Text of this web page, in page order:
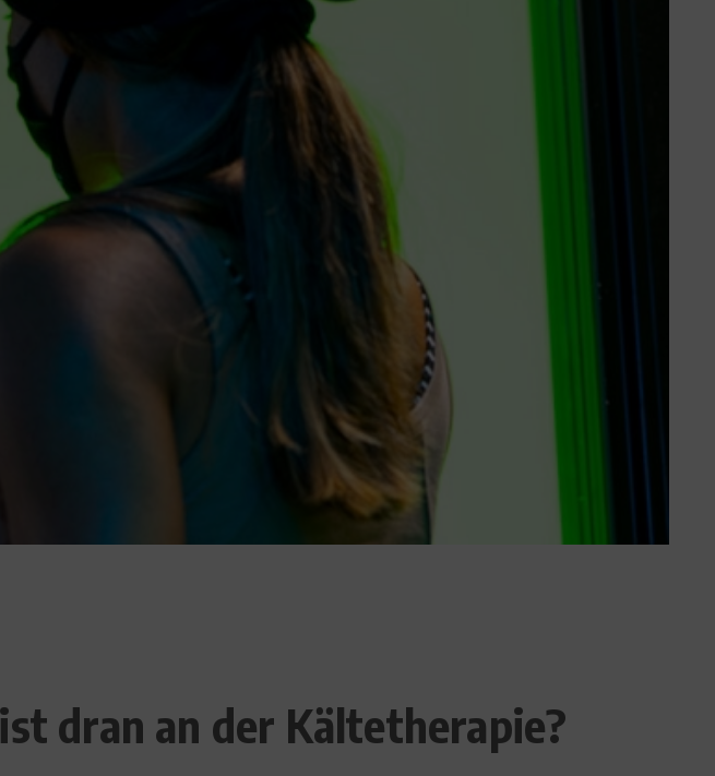
dran an der Kältetherapie?